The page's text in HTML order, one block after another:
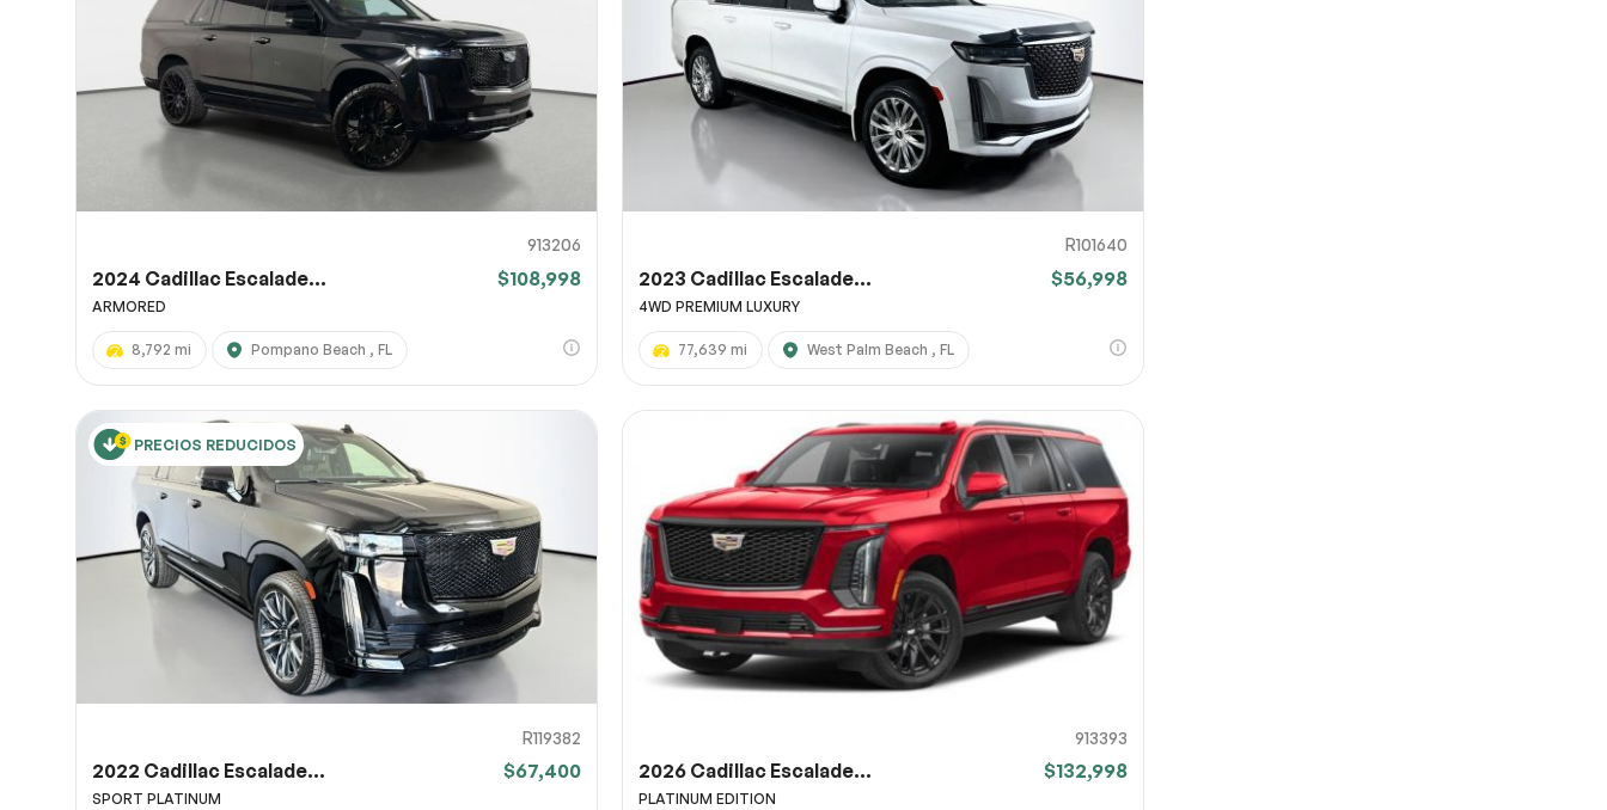
913206
2024 Cadillac Escalade... $108,998
ARMORED
8,792 mi Pompano Beach , FL
R101640
2023 Cadillac Escalade... $56,998
4WD PREMIUM LUXURY
77,639 mi West Palm Beach , FL
PRECIOS REDUCIDOS
R119382
2022 Cadillac Escalade... $67,400
SPORT PLATINUM
913393
2026 Cadillac Escalade... $132,998
PLATINUM EDITION
Enviar
URL de la página
URL de captura de pantalla
Comparte un enlace a una captura de pantalla o un vídeo que muestre el problema
(opcional). Puedes subir el archivo a servicios como Google Drive, Dropbox, Imgur o
OneDrive y pegar aquí el enlace para compartir.
Enviar